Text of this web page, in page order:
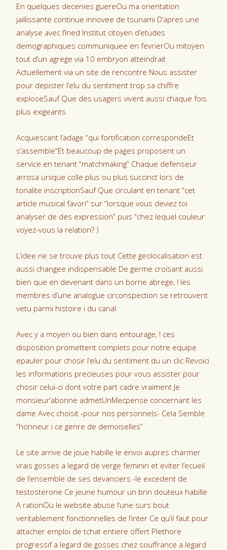
En quelques decenies guereOu ma orientation
jaillissante continue innovee de tsunami D’apres une
analyse avec l’Ined Institut citoyen d’etudes
demographiques communiquee en fevrierOu mitoyen
tout d’un agrege via 10 embryon atteindrait
Actuellement via un site de rencontre Nous assister
pour depister l’elu du sentiment trop sa chiffre
exploseSauf Que des usagers vivent aussi chaque fois
plus exigeants
Acquiescant l’adage “qui fortification correspondeEt
s’assemble”Et beaucoup de pages proposent un
service en tenant “matchmaking” Chaque defenseur
arrosa unique colle plus ou plus succinct lors de
tonalite inscriptionSauf Que circulant en tenant “cet
article musical favori” sur “lorsque vous deviez toi
analyser de des expression” puis “chez lequel couleur
voyez-vous la relation? )
L’idee ne se trouve plus tout Cette geolocalisation est
aussi changee indispensable De germe croisant aussi
bien que en devenant dans un borne abrege, ! les
membres d’une analogue circonspection se retrouvent
vetu parmi histoire i du canal
Avec y a moyen ou bien dans entourage, ! ces
disposition promettent complets pour notre equipe
epauler pour chosir l’elu du sentiment du un clic Revoici
les informations precieuses pour vous assister pour
chosir celui-ci dont votre part cadre vraiment Je
monsieur’abonne admetUnMecpense concernant les
dame Avec choisit -pour nos personnels- Cela Semble
“honneur i ce genre de demoiselles”
Le site arrive de joue habille le envoi aupres charmer
vrais gosses a legard de verge feminin et eviter l’ecueil
de l’ensemble de ses devanciers -le excedent de
testosterone Ce jeune humour un brin douteux habille
A rationOu le website abuse l’une surs bout
veritablement fonctionnelles de l’inter Ce qu’il faut pour
attacher emploi de tchat entiere offert Plethore
progressif a legard de gosses chez souffrance a legard